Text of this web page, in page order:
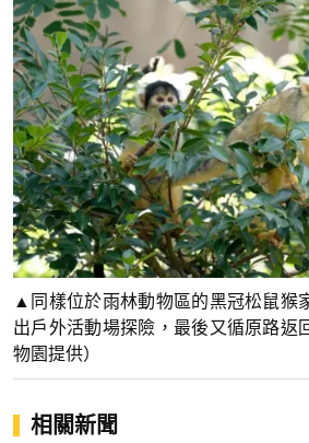
▲同樣位於雨林動物區的黑冠松鼠猴
出戶外活動場探險，最後又循原路返
物園提供）
相關新聞